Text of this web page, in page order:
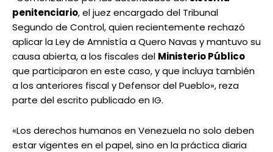
penitenciario, el juez encargado del Tribunal
Segundo de Control, quien recientemente rechazó
aplicar la Ley de Amnistía a Quero Navas y mantuvo su
causa abierta, a los fiscales del Ministerio Público
que participaron en este caso, y que incluya también
a los anteriores fiscal y Defensor del Pueblo», reza
parte del escrito publicado en IG.
«Los derechos humanos en Venezuela no solo deben
estar vigentes en el papel, sino en la práctica diaria